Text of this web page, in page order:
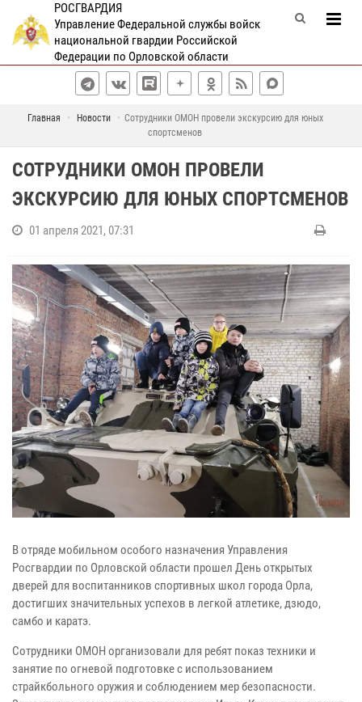
РОСГВАРДИЯ
Управление Федеральной службы войск
национальной гвардии Российской
Федерации по Орловской области
Главная Новости
Сотрудники ОМОН провели экскурсию для юных
спортсменов
СОТРУДНИКИ ОМОН ПРОВЕЛИ
ЭКСКУРСИЮ ДЛЯ ЮНЫХ СПОРТСМЕНОВ
01 апреля 2021, 07:31
В отряде мобильном особого назначения Управления
Росгвардии по Орловской области прошел День открытых
дверей для воспитанников спортивных школ города Орла,
достигших значительных успехов в легкой атлетике, дзюдо,
самбо и каратэ.
Сотрудники ОМОН организовали для ребят показ техники и
занятие по огневой подготовке с использованием
страйкбольного оружия и соблюдением мер безопасности.